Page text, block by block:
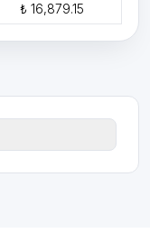
₺ 16,879.15